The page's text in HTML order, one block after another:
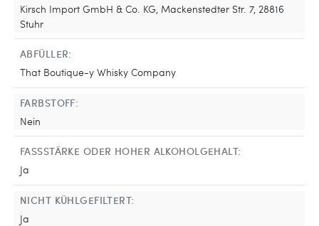
Kirsch Import GmbH & Co. KG, Mackenstedter Str. 7, 28816
Stuhr
ABFÜLLER:
That Boutique-y Whisky Company
FARBSTOFF:
Nein
FASSSTÄRKE ODER HOHER ALKOHOLGEHALT:
Ja
NICHT KÜHLGEFILTERT:
Ja